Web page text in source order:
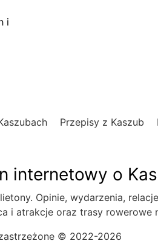
i
Przepisy z Kaszub
internetowy o
Opinie, wydarzenia,
i atrakcje oraz trasy rowerowe
© 2022-2026